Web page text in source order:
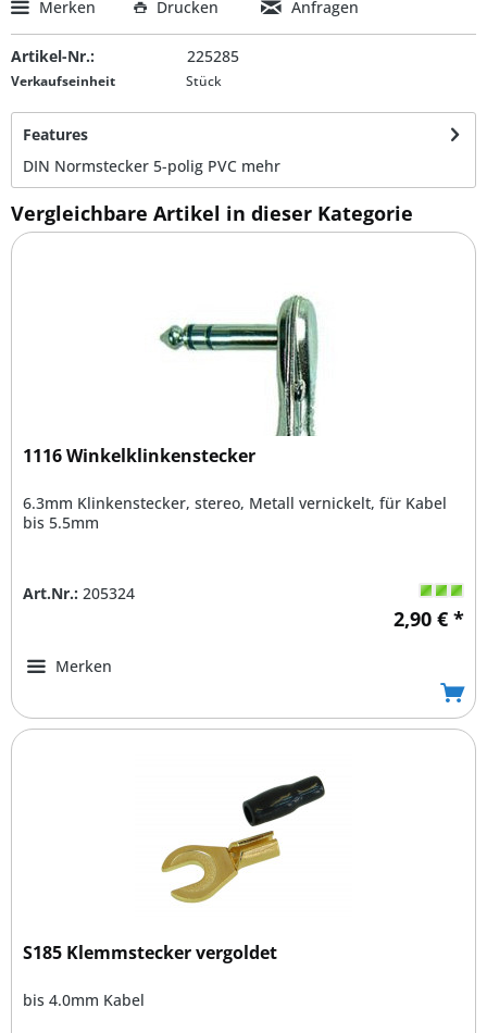
Merken Drucken Anfragen
Artikel-Nr.: 225285
Verkaufseinheit Stück
Features
DIN Normstecker 5-polig PVC mehr
Vergleichbare Artikel in dieser Kategorie
1116 Winkelklinkenstecker
6.3mm Klinkenstecker, stereo, Metall vernickelt, für Kabel
bis 5.5mm
Art.Nr.: 205324
2,90 € *
Merken
S185 Klemmstecker vergoldet
bis 4.0mm Kabel